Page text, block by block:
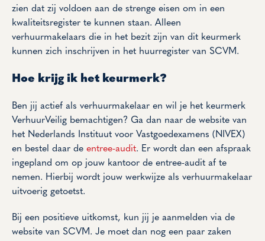
zien dat zij voldoen aan de strenge eisen om in een
kwaliteitsregister te kunnen staan. Alleen
verhuurmakelaars die in het bezit zijn van dit keurmerk
kunnen zich inschrijven in het huurregister van SCVM.
Hoe krijg ik het keurmerk?
Ben jij actief als verhuurmakelaar en wil je het keurmerk
VerhuurVeilig bemachtigen? Ga dan naar de website van
het Nederlands Instituut voor Vastgoedexamens (NIVEX)
en bestel daar de entree-audit. Er wordt dan een afspraak
ingepland om op jouw kantoor de entree-audit af te
nemen. Hierbij wordt jouw werkwijze als verhuurmakelaar
uitvoerig getoetst.
Bij een positieve uitkomst, kun jij je aanmelden via de
website van SCVM. Je moet dan nog een paar zaken